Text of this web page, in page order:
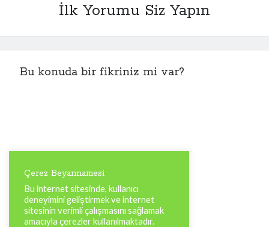
İlk Yorumu Siz Yapın
Bu konuda bir fikriniz mi var?
Çerez Beyannamesi
Bu internet sitesinde, kullanıcı
deneyimini geliştirmek ve internet
sitesinin verimli çalışmasını sağlamak
amacıyla çerezler kullanılmaktadır.